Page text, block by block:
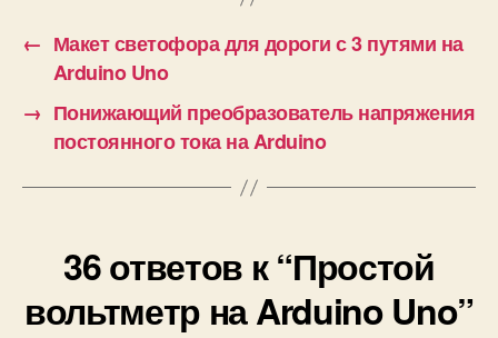
← Макет светофора для дороги с 3 путями на
Arduino Uno
→ Понижающий преобразователь напряжения
постоянного тока на Arduino
36 ответов к “Простой
вольтметр на Arduino Uno”